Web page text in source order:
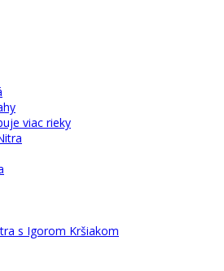
viac rieky
s Igorom Kršiakom